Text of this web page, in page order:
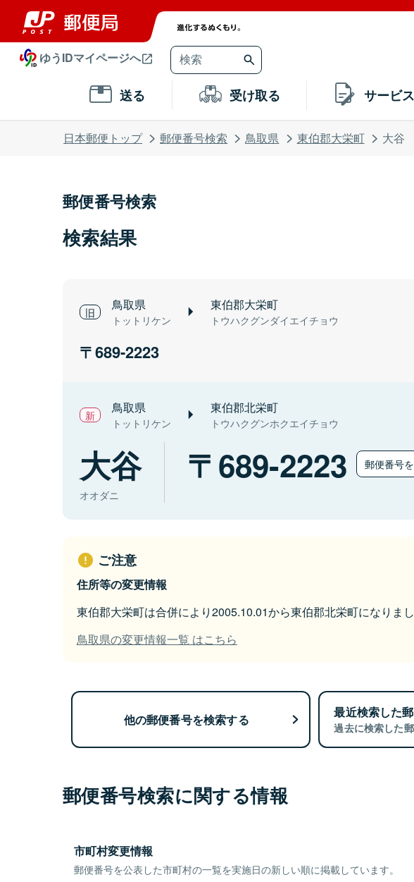
ゆうIDマイページへ
送る 受け取る サービ
日本郵便トップ 郵便番号検索 鳥取県 東伯郡大栄町 大谷
郵便番号検索
検索結果
鳥取県
トットリケン
東伯郡大栄町
トウハクグンダイエイチョウ
689-2223
鳥取県
トットリケン
東伯郡北栄町
トウハクグンホクエイチョウ
大谷
オオダニ
689-2223 郵便番号
ご注意
住所等の変更情報
東伯郡大栄町は合併により2005.10.01から東伯郡北栄町になりま
鳥取県の変更情報一覧 はこちら
他の郵便番号を検索する 最近検索した
過去に検索した
郵便番号検索に関する情報
市町村変更情報
郵便番号を公表した市町村の一覧を実施日の新しい順に掲載しています。